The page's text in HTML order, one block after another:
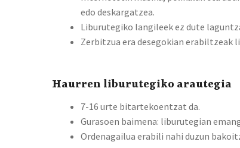
edo deskargatzea.
Liburutegiko langileek ez dute
Zerbitzua era desegokian erabiltzeak
Haurren liburutegiko arautegia
7-16 urte bitartekoentzat da.
Gurasoen baimena: liburutegian
Ordenagailua erabili nahi duzun